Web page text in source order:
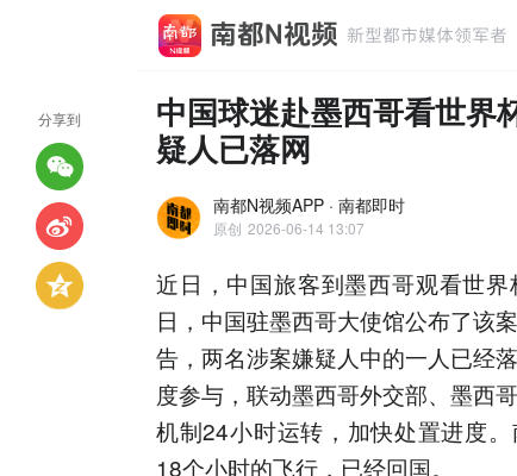
中国球迷赴墨西哥看世界
疑人已落网
南都N视频APP · 南都即时
原创 2026-06-14 13:07
近日，中国旅客到墨西哥观看世
日，中国驻墨西哥大使馆公布了该
告，两名涉案嫌疑人中的一人已经
度参与，联动墨西哥外交部、墨西
机制24小时运转，加快处置进度
18个小时的飞行，已经回国。
分享到